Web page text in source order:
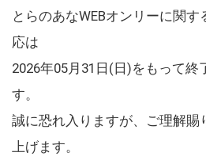
とらのあなWEBオンリーに関
応は
2026年05月31日(日)をもって終
す。
誠に恐れ入りますが、ご理解賜
上げます。